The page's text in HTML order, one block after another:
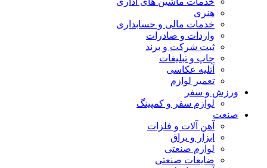
هنری
خدمات مالی و حسابداری
واردات و صادرات
ثبت شرکت و برند
چاپ و تبلیغات
آتلیه عکاسی
تعمیر لوازم
ورزش و سفر
لوازم سفر و کمپینگ
صنعت
آهن آلات و فلزات
ابزار و یراق
لوازم صنعتی
ضایعات صنعتی